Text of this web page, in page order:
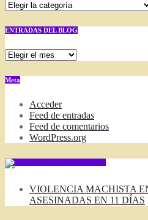
Categorías
ENTRADAS DEL BLOG
ENTRADAS
BLOG
Meta
Acceder
Feed de entradas
Feed de comentarios
WordPress.org
VIOLENCIA MACHISTA
ASESINADAS EN 11 DÍAS